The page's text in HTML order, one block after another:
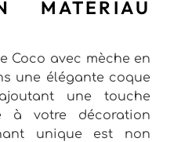
Coco avec mèche en
une élégante coque
une touche
à votre décoration
unique est non